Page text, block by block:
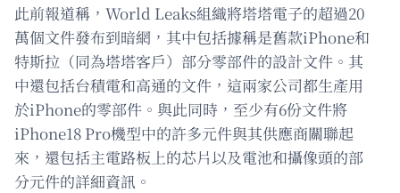
此前報道稱，World Leaks組織將塔塔電子的超過20
萬個文件發布到暗網，其中包括據稱是舊款iPhone和
特斯拉（同為塔塔客戶）部分零部件的設計文件。其
中還包括台積電和高通的文件，這兩家公司都生產用
於iPhone的零部件。與此同時，至少有6份文件將
iPhone18 Pro機型中的許多元件與其供應商關聯起
來，還包括主電路板上的芯片以及電池和攝像頭的部
分元件的詳細資訊。